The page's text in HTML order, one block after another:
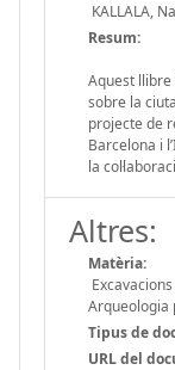
KALLALA,
Resum:
Aquest llibre
sobre la
projecte de
Barcelona i
la
Altres:
Matèria:
Arqueologia
Tipus de
URL del